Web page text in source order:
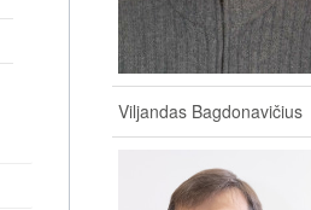
Viljandas Bagdonavičius